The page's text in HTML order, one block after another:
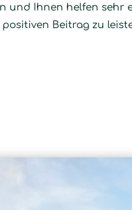
und Ihnen helfen sehr
Beitrag zu